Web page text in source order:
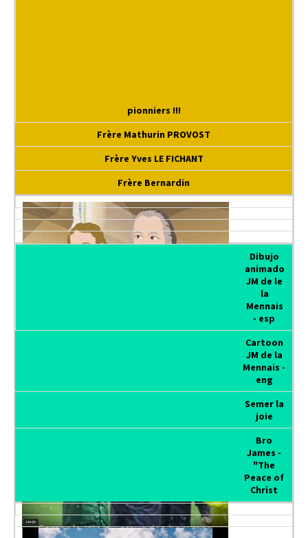
pionniers !!!
Frère Mathurin PROVOST
Frère Yves LE FICHANT
Frère Bernardin
Dibujo
animado
JM de le
la
Mennais
- esp
Cartoon
JM de la
Mennais -
eng
Semer la
joie
Bro
James -
"The
Peace of
Christ